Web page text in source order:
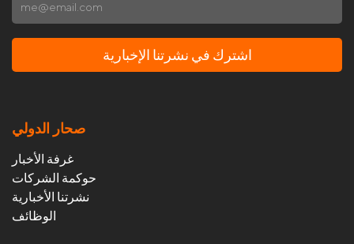
اشترك في نشرتنا الإخبارية
صحار الدولي
غرفة الأخبار
حوكمة الشركات
نشرتنا الأخبارية
الوظائف